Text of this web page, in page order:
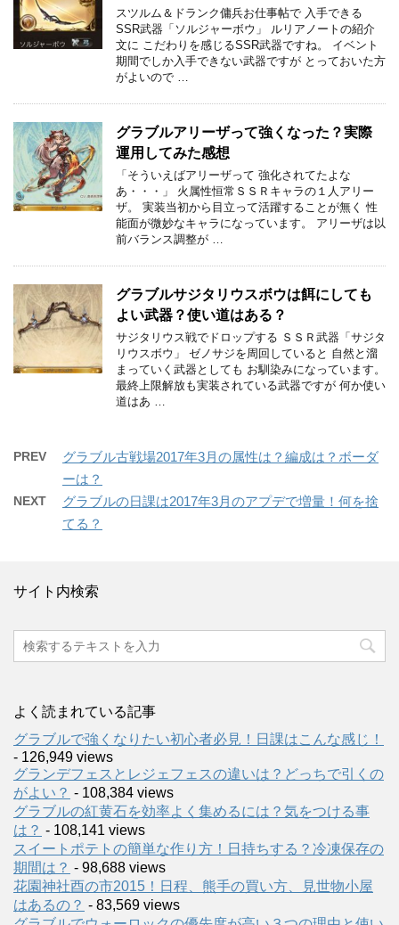
スツルム＆ドランク傭兵お仕事帖で 入手できる
SSR武器「ソルジャーボウ」 ルリアノートの紹介
文に こだわりを感じるSSR武器ですね。 イベント
期間でしか入手できない武器ですが とっておいた方
がよいので …
グラブルアリーザって強くなった？実際
運用してみた感想
「そういえばアリーザって 強化されてたよな
あ・・・」 火属性恒常ＳＳＲキャラの１人アリー
ザ。 実装当初から目立って活躍することが無く 性
能面が微妙なキャラになっています。 アリーザは以
前バランス調整が …
グラブルサジタリウスボウは餌にしても
よい武器？使い道はある？
サジタリウス戦でドロップする ＳＳＲ武器「サジタ
リウスボウ」 ゼノサジを周回していると 自然と溜
まっていく武器としても お馴染みになっています。
最終上限解放も実装されている武器ですが 何か使い
道はあ …
PREV
グラブル古戦場2017年3月の属性は？編成は？ボーダ
ーは？
NEXT
グラブルの日課は2017年3月のアプデで増量！何を捨
てる？
サイト内検索
よく読まれている記事
グラブルで強くなりたい初心者必見！日課はこんな感じ！
- 126,949 views
グランデフェスとレジェフェスの違いは？どっちで引くの
がよい？ - 108,384 views
グラブルの紅黄石を効率よく集めるには？気をつける事
は？ - 108,141 views
スイートポテトの簡単な作り方！日持ちする？冷凍保存の
期間は？ - 98,688 views
花園神社酉の市2015！日程、熊手の買い方、見世物小屋
はあるの？ - 83,569 views